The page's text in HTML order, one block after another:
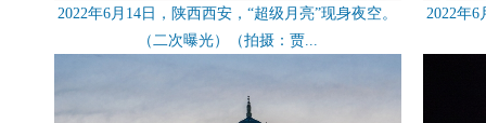
2022年6月14日，陕西西安，“超级月亮”现身夜空。
（二次曝光）（拍摄：贾...
2022年